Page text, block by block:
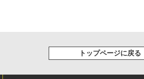
トップページに戻る